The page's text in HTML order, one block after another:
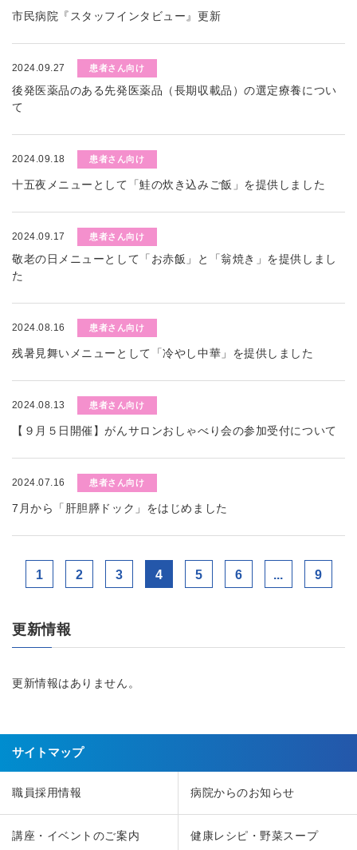
市民病院『スタッフインタビュー』更新
2024.09.27 患者さん向け
後発医薬品のある先発医薬品（長期収載品）の選定療養につい
て
2024.09.18 患者さん向け
十五夜メニューとして「鮭の炊き込みご飯」を提供しました
2024.09.17 患者さん向け
敬老の日メニューとして「お赤飯」と「翁焼き」を提供しまし
た
2024.08.16 患者さん向け
残暑見舞いメニューとして「冷やし中華」を提供しました
2024.08.13 患者さん向け
【９月５日開催】がんサロンおしゃべり会の参加受付について
2024.07.16 患者さん向け
7月から「肝胆膵ドック」をはじめました
1 2 3 4 5 6 ... 9
更新情報
更新情報はありません。
サイトマップ
職員採用情報 病院からのお知らせ
講座・イベントのご案内 健康レシピ・野菜スープ